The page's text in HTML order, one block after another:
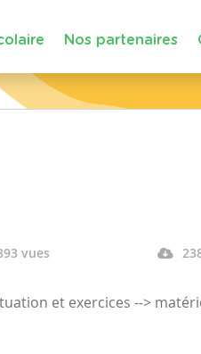
Nos partenaires
vues
et exercices -->